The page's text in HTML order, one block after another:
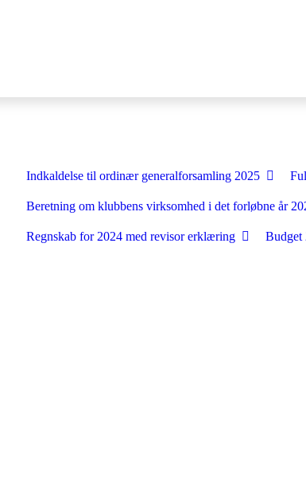
Indkaldelse til ordinær generalforsamling 2025
Beretning om klubbens virksomhed i det forløbne år
Regnskab for 2024 med revisor erklæring Budget